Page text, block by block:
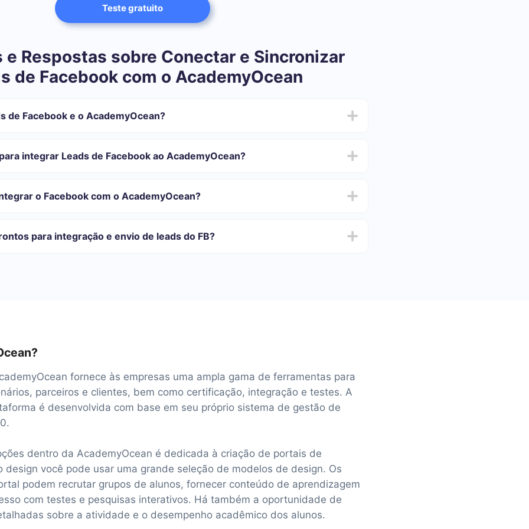
Teste gratuito
e Respostas sobre Conectar e Sincronizar
de Facebook com o AcademyOcean
de Facebook e o AcademyOcean?
do Facebook para o AcademyOcean
integrar Leads de Facebook ao AcademyOcean?
o Facebook com o AcademyOcean?
para integração e envio de leads do FB?
fornece às empresas uma ampla gama de ferramentas para
parceiros e clientes, bem como certificação, integração e testes. A
é desenvolvida com base em seu próprio sistema de gestão de
dentro da AcademyOcean é dedicada à criação de portais de
design você pode usar uma grande seleção de modelos de design. Os
podem recrutar grupos de alunos, fornecer conteúdo de aprendizagem
com testes e pesquisas interativos. Há também a oportunidade de
sobre a atividade e o desempenho acadêmico dos alunos.